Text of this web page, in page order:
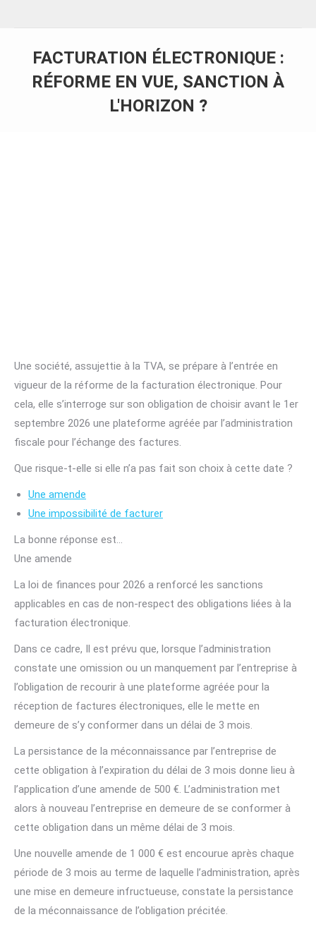
FACTURATION ÉLECTRONIQUE :
RÉFORME EN VUE, SANCTION À
L'HORIZON ?
Une société, assujettie à la TVA, se prépare à l’entrée en
vigueur de la réforme de la facturation électronique. Pour
cela, elle s’interroge sur son obligation de choisir avant le 1er
septembre 2026 une plateforme agréée par l’administration
fiscale pour l’échange des factures.
Que risque-t-elle si elle n’a pas fait son choix à cette date ?
Une amende
Une impossibilité de facturer
La bonne réponse est…
Une amende
La loi de finances pour 2026 a renforcé les sanctions
applicables en cas de non-respect des obligations liées à la
facturation électronique.
Dans ce cadre, Il est prévu que, lorsque l’administration
constate une omission ou un manquement par l’entreprise à
l’obligation de recourir à une plateforme agréée pour la
réception de factures électroniques, elle le mette en
demeure de s’y conformer dans un délai de 3 mois.
La persistance de la méconnaissance par l’entreprise de
cette obligation à l’expiration du délai de 3 mois donne lieu à
l’application d’une amende de 500 €. L’administration met
alors à nouveau l’entreprise en demeure de se conformer à
cette obligation dans un même délai de 3 mois.
Une nouvelle amende de 1 000 € est encourue après chaque
période de 3 mois au terme de laquelle l’administration, après
une mise en demeure infructueuse, constate la persistance
de la méconnaissance de l’obligation précitée.